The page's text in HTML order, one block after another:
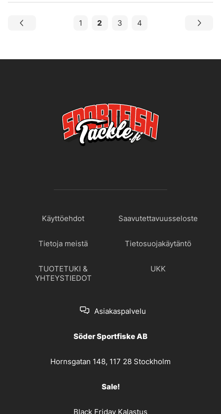
1 2 3 4
Käyttöehdot Saavutettavuusseloste
Tietoja meistä Tietosuojakäytäntö
TUOTETUKI &
YHTEYSTIEDOT
UKK
Asiakaspalvelu
Söder Sportfiske AB
Hornsgatan 148, 117 28 Stockholm
Sale!
Black Friday Kalastus